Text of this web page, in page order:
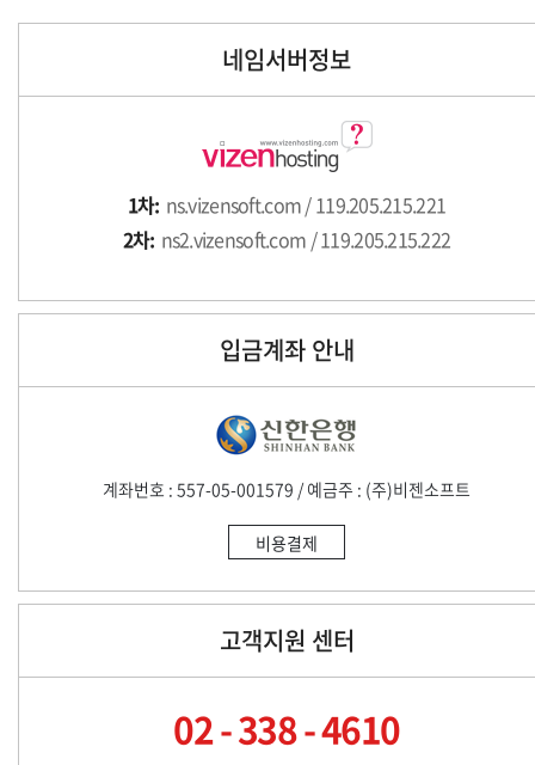
네임서버정보
1차: ns.vizensoft.com / 119.205.215.221
2차: ns2.vizensoft.com / 119.205.215.222
입금계좌 안내
계좌번호 : 557-05-001579 / 예금주 : (주)비젠소프트
비용결제
고객지원 센터
02 - 338 - 4610